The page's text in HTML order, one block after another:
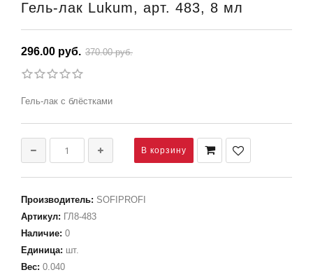
Гель-лак Lukum, арт. 483, 8 мл
296.00 руб. 370.00 руб.
Гель-лак с блёстками
Производитель: SOFIPROFI
Артикул: ГЛ8-483
Наличие: 0
Единица: шт.
Вес: 0.040